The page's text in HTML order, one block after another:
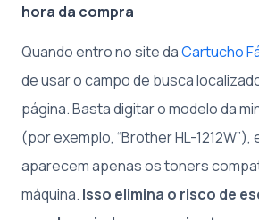
hora da compra
Quando entro no site daCartucho
de usar o campo de busca
página. Basta digitar o modelo da
(por exemplo, “Brother HL-
aparecem apenas os toners
máquina. Isso elimina o risco de